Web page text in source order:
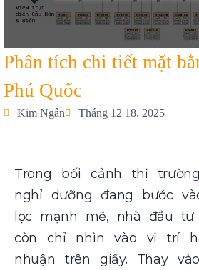
Phân tích chi tiết mặt
Phú Quốc
Kim Ngân Tháng 12 18, 2025
Trong bối cảnh thị
nghỉ dưỡng đang bước
lọc mạnh mẽ, nhà đầu tư
còn chỉ nhìn vào vị trí
nhuận trên giấy. Thay